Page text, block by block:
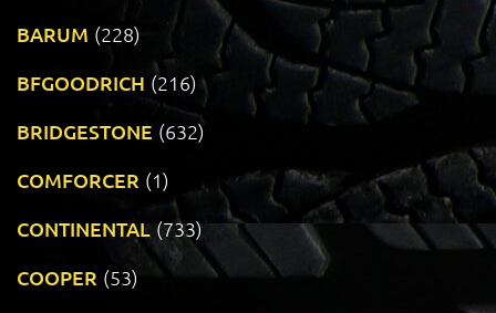
BARUM (228)
BFGOODRICH (216)
BRIDGESTONE (632)
COMFORCER (1)
CONTINENTAL (733)
COOPER (53)